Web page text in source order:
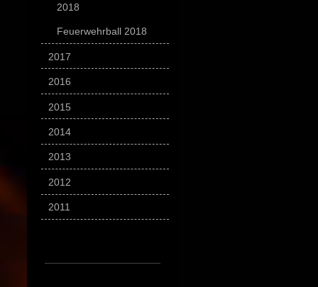
2018
Feuerwehrball 2018
2017
2016
2015
2014
2013
2012
2011